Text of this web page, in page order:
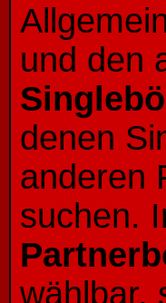
und den
denen
anderen
suchen.
wählbar,